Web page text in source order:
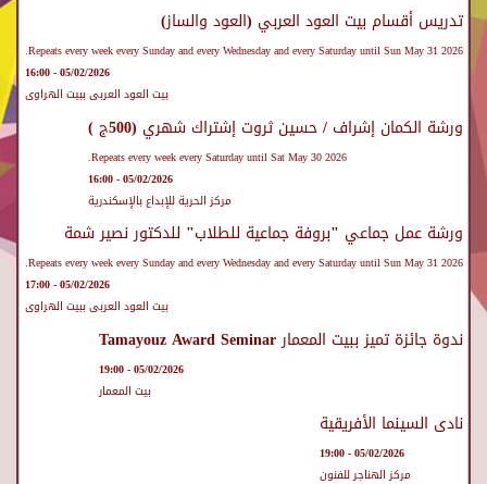
تدريس أقسام بيت العود العربي (العود والساز)
Repeats every week every Sunday and every Wednesday and every Saturday until Sun May 31 2026.
05/02/2026 - 16:00
بيت العود العربى ببيت الهراوى
ورشة الكمان إشراف / حسين ثروت إشتراك شهري (500ج )
Repeats every week every Saturday until Sat May 30 2026.
05/02/2026 - 16:00
مركز الحرية للإبداع بالإسكندرية
ورشة عمل جماعي "بروفة جماعية للطلاب" للدكتور نصير شمة
Repeats every week every Sunday and every Wednesday and every Saturday until Sun May 31 2026.
05/02/2026 - 17:00
بيت العود العربى ببيت الهراوى
ندوة جائزة تميز ببيت المعمار Tamayouz Award Seminar
05/02/2026 - 19:00
بيت المعمار
نادى السينما الأفريقية
05/02/2026 - 19:00
مركز الهناجر للفنون